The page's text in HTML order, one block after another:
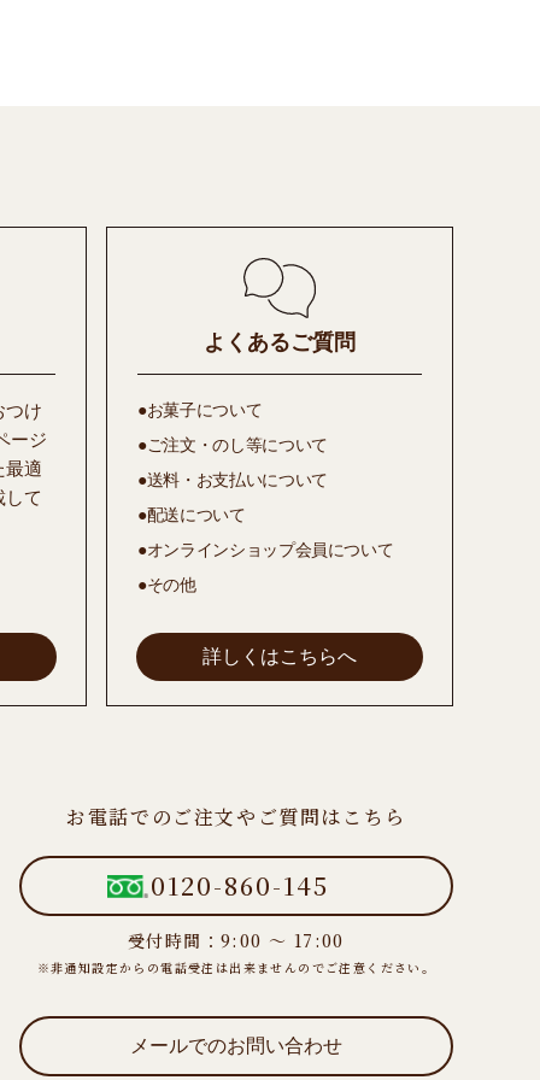
つけ
ージ
最適
して
よくあるご質問
●お菓子について
●ご注文・のし等について
●送料・お支払いについて
●配送について
●オンラインショップ会員について
●その他
詳しくはこちらへ
お電話でのご注文やご質問はこちら
0120-860-145
受付時間：9:00 ～ 17:00
※非通知設定からの電話受注は出来ませんのでご注意ください。
メールでのお問い合わせ